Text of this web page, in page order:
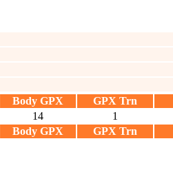
Body GPX GPX Trn
14 1
Body GPX GPX Trn